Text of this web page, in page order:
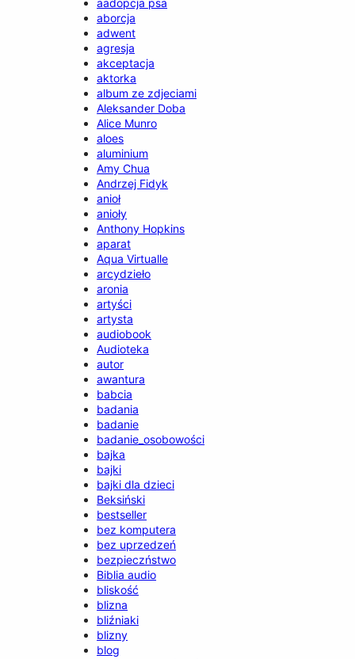
aborcja
adwent
agresja
akceptacja
aktorka
album ze zdjeciami
Aleksander Doba
Alice Munro
aloes
aluminium
Amy Chua
Andrzej Fidyk
anioł
anioły
Anthony Hopkins
aparat
Aqua Virtualle
arcydzieło
aronia
artyści
artysta
audiobook
Audioteka
autor
awantura
babcia
badania
badanie
badanie_osobowości
bajka
bajki
bajki dla dzieci
Beksiński
bestseller
bez komputera
bez uprzedzeń
bezpieczństwo
Biblia audio
bliskość
blizna
bliźniaki
blizny
blog